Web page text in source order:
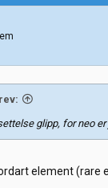
glipp, for neo
element (rare